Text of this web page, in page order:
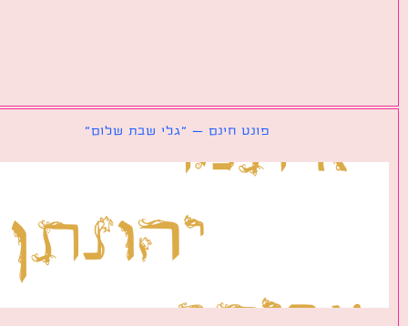
פונט חינם – ״גלי שבת שלום״